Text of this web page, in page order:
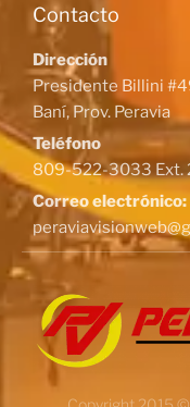
Contacto
Dirección
Presidente Billini
Baní, Prov. Peravia
Teléfono
809-522-3033 Ext.
Correo electrónico: